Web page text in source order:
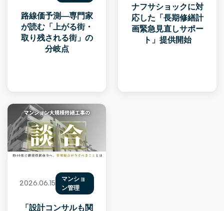
路線価予測―専門家
が読む「上がる街・
取り残される街」の
分岐点
ナフサショックに対
応した「長期修繕計
画緊急見直しサポー
ト」提供開始
2026.06.15
マンショ
ン管理
「設計コンサルも関